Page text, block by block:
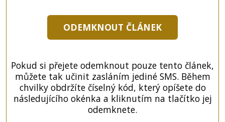
ODEMKNOUT ČLÁNEK
Pokud si přejete odemknout pouze tento článek,
můžete tak učinit zasláním jediné SMS. Během
chvilky obdržíte číselný kód, který opíšete do
následujícího okénka a kliknutím na tlačítko jej
odemknete.